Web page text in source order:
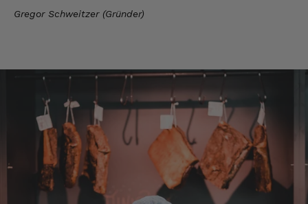
Gregor Schweitzer (Gründer)Qualität, Geschmack die Lieferung und die
Verpackung, alles super. Bei kleinen
Steffi
Verifizierter Kunde
Sehr gute Produkte und auch eine schnelle
Lieferung. Produkte auch lange haltbar.
7.8.2026